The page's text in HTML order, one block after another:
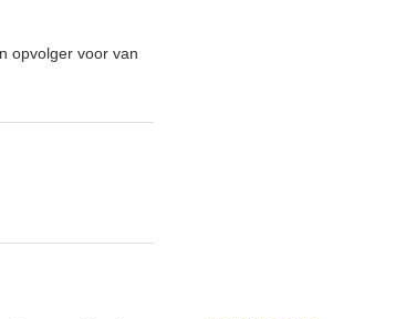
opvolger voor van